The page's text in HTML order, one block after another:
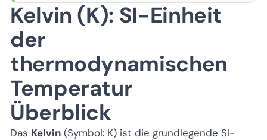
Kelvin (K): SI-Einheit
der
thermodynamischen
Temperatur
Überblick
Das Kelvin (Symbol: K) ist die grundlegende SI-